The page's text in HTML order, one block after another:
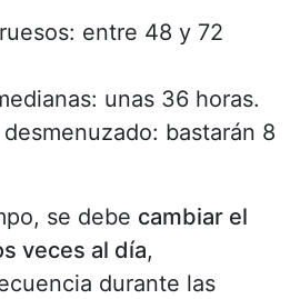
entre 48 y 72
unas 36 horas.
bastarán 8
se debe cambiar el
veces al día,
durante las